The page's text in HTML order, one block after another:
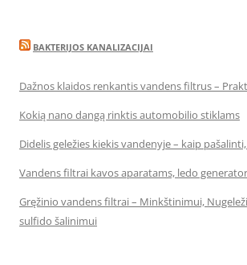
BAKTERIJOS KANALIZACIJAI
Dažnos klaidos renkantis vandens filtrus –
Kokią nano dangą rinktis automobilio stiklams
Didelis geležies kiekis vandenyje – kaip
Vandens filtrai kavos aparatams, ledo
Gręžinio vandens filtrai – Minkštinimui,
sulfido šalinimui